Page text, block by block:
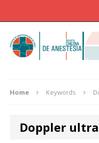
Home Keywords
Doppler